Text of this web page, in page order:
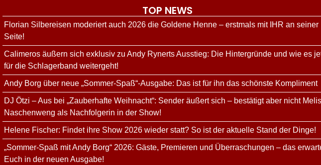
TOP NEWS
Florian Silbereisen moderiert auch 2026 die Goldene Henne – erstmals mit IHR an seiner
Seite!
Calimeros äußern sich exklusiv zu Andy Rynerts Ausstieg: Die Hintergründe und wie es
für die Schlagerband weitergeht!
Andy Borg über neue „Sommer-Spaß“-Ausgabe: Das ist für ihn das schönste Kompliment
DJ Ötzi – Aus bei „Zauberhafte Weihnacht“: Sender äußert sich – bestätigt aber nicht
Naschenweng als Nachfolgerin in der Show!
Helene Fischer: Findet ihre Show 2026 wieder statt? So ist der aktuelle Stand der Dinge!
„Sommer-Spaß mit Andy Borg“ 2026: Gäste, Premieren und Überraschungen – das
Euch in der neuen Ausgabe!